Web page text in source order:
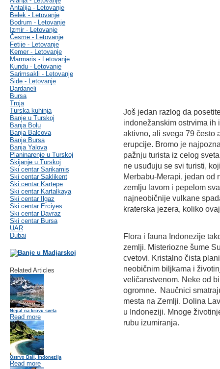
Antalija - Letovanje
Belek - Letovanje
Bodrum - Letovanje
Izmir - Letovanje
Česme - Letovanje
Fetije - Letovanje
Kemer - Letovanje
Marmaris - Letovanje
Kundu - Letovanje
Sarimsakli - Letovanje
Side - Letovanje
Dardaneli
Bursa
Troja
Turska kuhinja
Banje u Turskoj
Banja Bolu
Banja Balcova
Banja Bursa
Banja Yalova
Planinarenje u Turskoj
Skijanje u Turskoj
Ski centar Sarikamis
Ski centar Saklikent
Ski centar Kartepe
Ski centar Kartalkaya
Ski centar Ilgaz
Ski centar Erciyes
Ski centar Davraz
Ski centar Bursa
UAR
Dubai
Related Articles
Nepal na krovu sveta
Read more
Ostrvo Bali, Indonezija
Read more
Još jedan razlog da
indonežanskim ostrvima ih
aktivno, ali svega 79 često
erupcije. Bromo je
pažnju turista iz celog
ne usuđuju se svi turisti,
Merbabu-Merapi, jedan od
zemlju lavom i pepelom
najneobičnije vulkane
kraterska jezera, koliko
Flora i fauna Indonezije
zemlji. Misteriozne šume
cvetovi. Kristalno čista
neobičnim biljkama i
veličanstvenom. Neke od
ogromne. Naučnici
mesta na Zemlji. Dolina
u Indoneziji. Mnoge
rubu izumiranja.